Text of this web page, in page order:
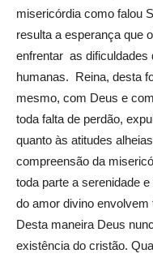
misericórdia como falou
resulta a esperança que
enfrentar as dificuldades
humanas. Reina, desta
mesmo, com Deus e
toda falta de perdão,
quanto às atitudes
compreensão da
toda parte a serenidade
do amor divino
Desta maneira Deus
existência do cristão.